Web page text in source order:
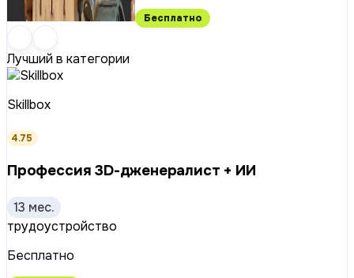
Бесплатно
Лучший в категории
Skillbox
4.75
Профессия 3D-дженералист + ИИ
13 мес.
трудоустройство
Бесплатно